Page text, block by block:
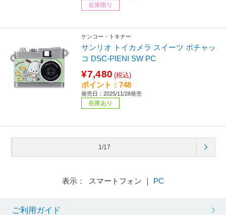
在庫限り
ケンコー・トキナー
サンリオ トイカメラ スイーツ ポチャッ
コ DSC-PIENI SW PC
¥7,480 (税込)
ポイント：748
発売日：2025/11/28発売
在庫あり
1/17
表示： スマートフォン ｜ PC
ご利用ガイド